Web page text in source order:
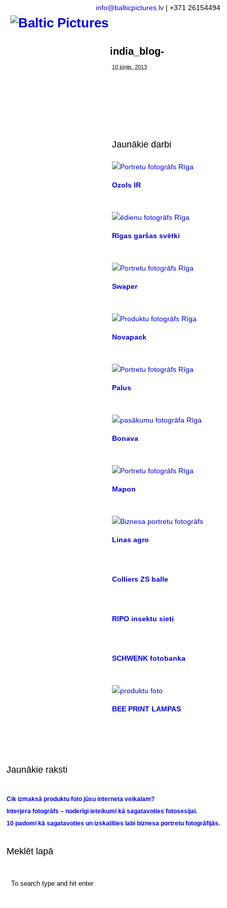
info@balticpictures.lv| +371 26154494
india_blog-
10 jūnijs, 2013
Jaunākie darbi
Ozols IR
Rīgas garšas svētki
Swaper
Novapack
Palus
Bonava
Mapon
Linas agro
Colliers ZS balle
RIPO insektu sieti
SCHWENK fotobanka
BEE PRINT LAMPAS
Jaunākie raksti
Cik izmaksā produktu foto jūsu interneta veikalam?
Interjera fotogrāfs – noderīgi ieteikumi kā sagatavoties fotosesijai.
10 padomi kā sagatavoties un izskatīties labi biznesa portretu fotogrāfijās.
Meklēt lapā